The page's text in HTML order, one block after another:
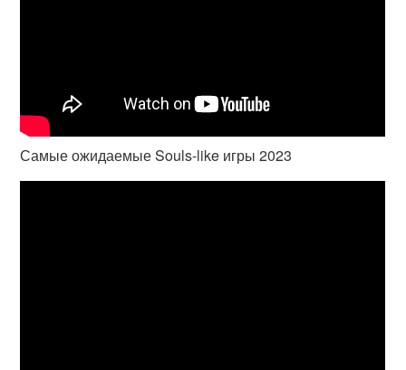
Самые ожидаемые Souls-like игры 2023